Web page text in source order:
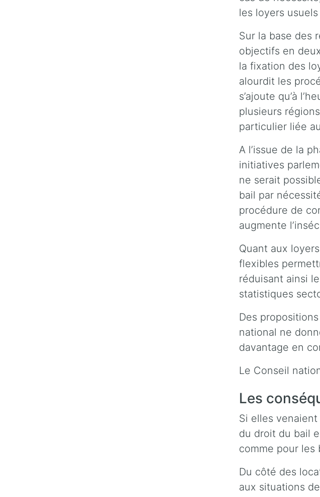
les loyers
Sur la base des
objectifs en
la fixation des
alourdit les
s’ajoute qu’à
plusieurs
particulier liée
A l’issue de la
initiatives
ne serait
bail par
procédure de
augmente
Quant aux
flexibles
réduisant ainsi
statistiques
Des
national ne
davantage en
Le Conseil
Les
Si elles
du droit du bail
comme pour les
Du côté des
aux situations